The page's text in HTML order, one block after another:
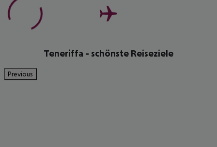
Teneriffa - schönste Reiseziele
Previous